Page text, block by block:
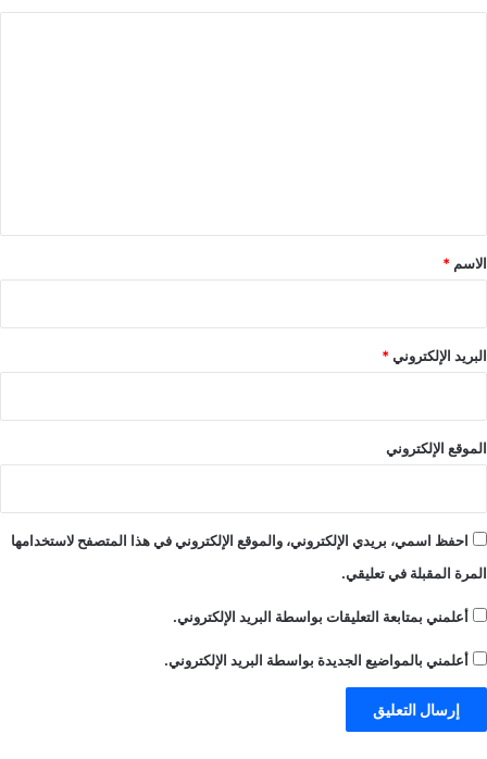
*
الاسم *
البريد الإلكتروني*
الموقع الإلكتروني
احفظ اسمي، بريدي الإلكتروني، والموقع الإلكتروني في هذا المتصفح لاستخدامها
المرة المقبلة في تعليقي.
أعلمني بمتابعة التعليقات بواسطة البريد الإلكتروني.
أعلمني بالمواضيع الجديدة بواسطة البريد الإلكتروني.